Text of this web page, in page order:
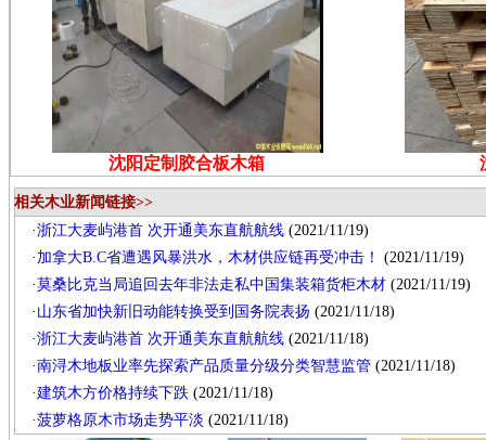
沈阳定制胶合板木箱
相关木业新闻链接>>
·浙江大麦屿港首 次开通美东直航航线 (2021/11/19)
· 加拿大B.C省遭遇风暴洪水，木材供应链再受冲击！
(2021/11/19)
·莫桑比克当局追回去年非法走私中国集装箱货柜木材 (2021/11/19)
· 山东省加快新旧动能转换受到国务院表扬 (2021/11/18)
·浙江大麦屿港首 次开通美东直航航线 (2021/11/18)
·南浔木地板业率先探索产品质量分级分类智慧监管 (2021/11/18)
·建筑木方价格持续下跌 (2021/11/18)
·菠萝格原木市场走势平淡 (2021/11/18)